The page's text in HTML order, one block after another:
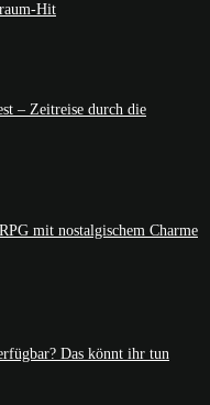
Hit
– Zeitreise durch die
mit nostalgischem Charme
Das könnt ihr tun